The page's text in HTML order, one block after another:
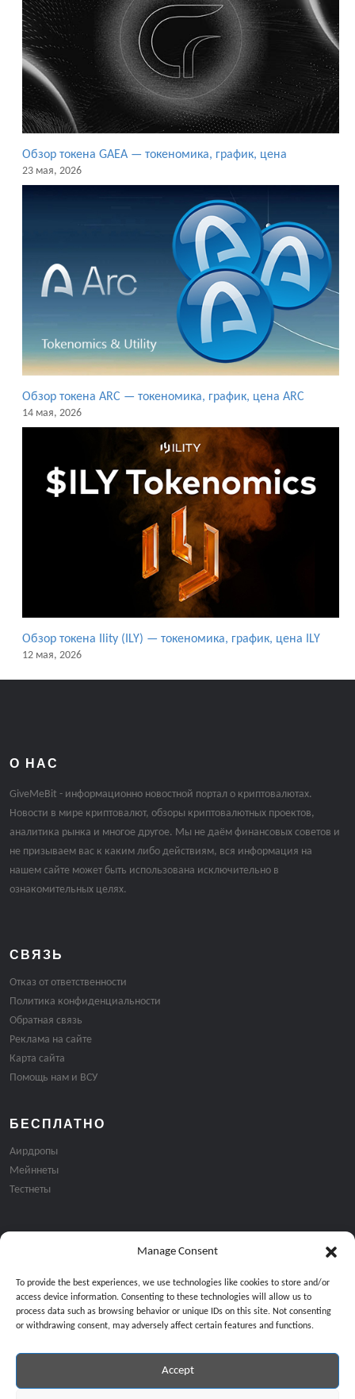
Manage Consent
To provide the best experiences, we use technologies like cookies to store and/or
access device information. Consenting to these technologies will allow us to
process data such as browsing behavior or unique IDs on this site. Not consenting
or withdrawing consent, may adversely affect certain features and functions.
Accept
Обзор токена GAEA — токеномика, график, цена
23 мая, 2026
Обзор токена ARC — токеномика, график, цена ARC
14 мая, 2026
Обзор токена Ility (ILY) — токеномика, график, цена ILY
12 мая, 2026
О НАС
GiveMeBit - информационно новостной портал о криптовалютах.
Новости в мире криптовалют, обзоры криптовалютных проектов,
аналитика рынка и многое другое. Мы не даём финансовых советов и
не призываем вас к каким либо действиям, вся информация на
нашем сайте может быть использована исключительно в
ознакомительных целях.
СВЯЗЬ
Отказ от ответственности
Политика конфиденциальности
Обратная связь
Реклама на сайте
Карта сайта
Помощь нам и ВСУ
БЕСПЛАТНО
Аирдропы
Мейннеты
Тестнеты
Подписка на email рассылку:
Продолжая, вы соглашаетесь с нашей политикой